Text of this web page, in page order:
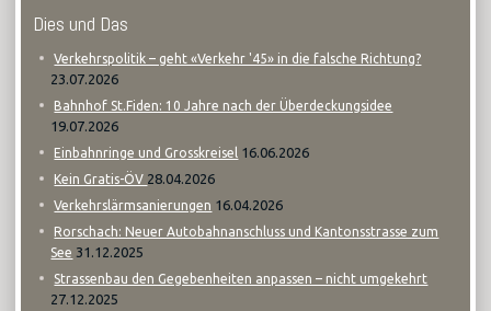
Dies und Das
Verkehrspolitik – geht «Verkehr '45» in die falsche Richtung?
23.07.2026
Bahnhof St.Fiden: 10 Jahre nach der Überdeckungsidee
19.07.2026
Einbahnringe und Grosskreisel 16.06.2026
Kein Gratis-ÖV 28.04.2026
Verkehrslärmsanierungen 16.04.2026
Rorschach: Neuer Autobahnanschluss und Kantonsstrasse zum
See 31.12.2025
Strassenbau den Gegebenheiten anpassen – nicht umgekehrt
27.12.2025